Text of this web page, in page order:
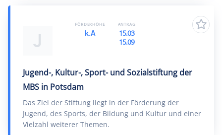
J
Jugend-, Kultur-, Sport- und Sozialstiftung der
MBS in Potsdam
Das Ziel der Stiftung liegt in der Förderung der
Jugend, des Sports, der Bildung und Kultur und einer
Vielzahl weiterer Themen.
FÖRDERHÖHE
k.A
ANTRAG
15.03
15.09